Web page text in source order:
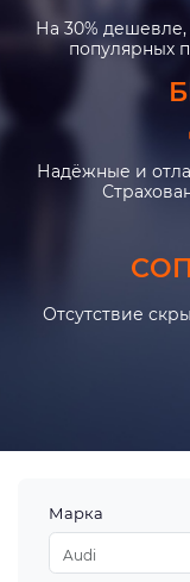
На 30%
популярных
Надёжные и
Отсутствие
Марка
Audi